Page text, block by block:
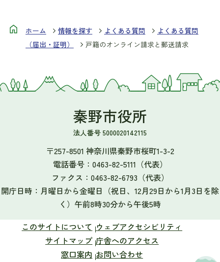
ホーム 情報を探す よくある質問
よくある質問
（届出・証明）
戸籍のオンライン請求と郵送請求
秦野市役所
法人番号 5000020142115
〒257-8501 神奈川県秦野市桜町1-3-2
電話番号： 0463-82-5111 （代表）
ファクス： 0463-82-6793 （代表）
開庁日時：月曜日から金曜日（祝日、12月29日から1月3日を除
く）午前8時30分から午後5時
このサイトについて ウェブアクセシビリティ
サイトマップ 庁舎へのアクセス
窓口案内 お問い合わせ